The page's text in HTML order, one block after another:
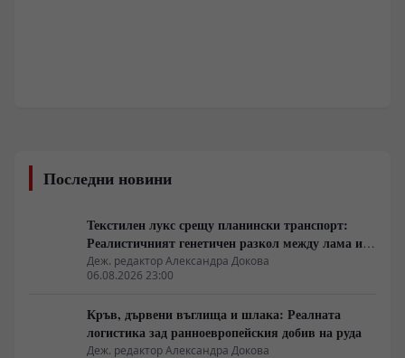
Последни новини
Текстилен лукс срещу планински транспорт:
Реалистичният генетичен разкол между лама и
алпака
Деж. редактор Александра Докова
06.08.2026 23:00
Кръв, дървени въглища и шлака: Реалната
логистика зад ранноевропейския добив на руда
Деж. редактор Александра Докова